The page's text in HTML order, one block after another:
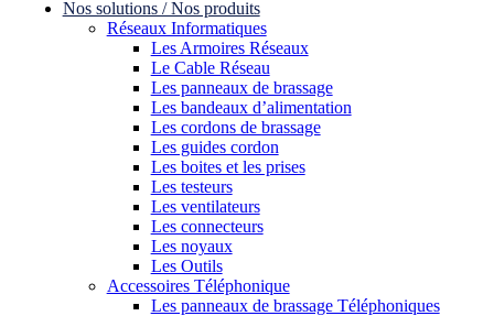
Nos solutions / Nos produits
Réseaux Informatiques
Les Armoires Réseaux
Le Cable Réseau
Les panneaux de brassage
Les bandeaux d’alimentation
Les cordons de brassage
Les guides cordon
Les boites et les prises
Les testeurs
Les ventilateurs
Les connecteurs
Les noyaux
Les Outils
Accessoires Téléphonique
Les panneaux de brassage Téléphoniques